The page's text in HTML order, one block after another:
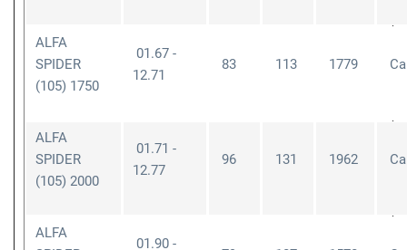
ALFA
SPIDER
(105) 1750
01.67 -
12.71
83 113 1779
ALFA
SPIDER
(105) 2000
01.71 -
12.77
96 131 1962
ALFA
01.90 -